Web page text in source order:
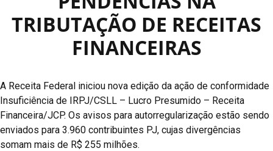
TRIBUTAÇÃO DE RECEITAS
FINANCEIRAS
A Receita Federal iniciou nova edição da ação de conformidade
Insuficiência de IRPJ/CSLL – Lucro Presumido – Receita
Financeira/JCP. Os avisos para autorregularização estão sendo
enviados para 3.960 contribuintes PJ, cujas divergências
somam mais de R$ 255 milhões.